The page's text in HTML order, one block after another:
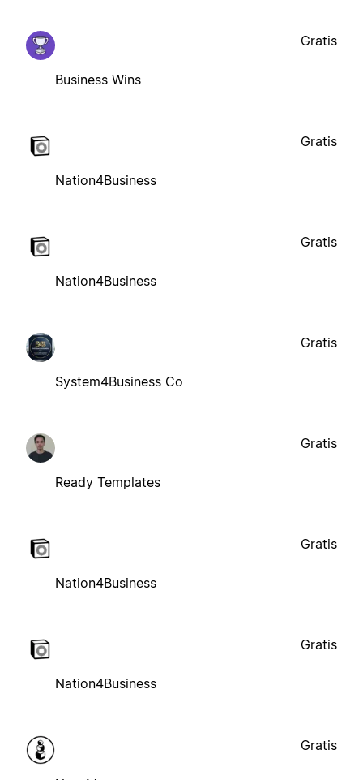
Business Wins
Gratis
Nation4Business
Gratis
Nation4Business
Gratis
System4Business Co
Gratis
Ready Templates
Gratis
Nation4Business
Gratis
Nation4Business
Gratis
Gratis